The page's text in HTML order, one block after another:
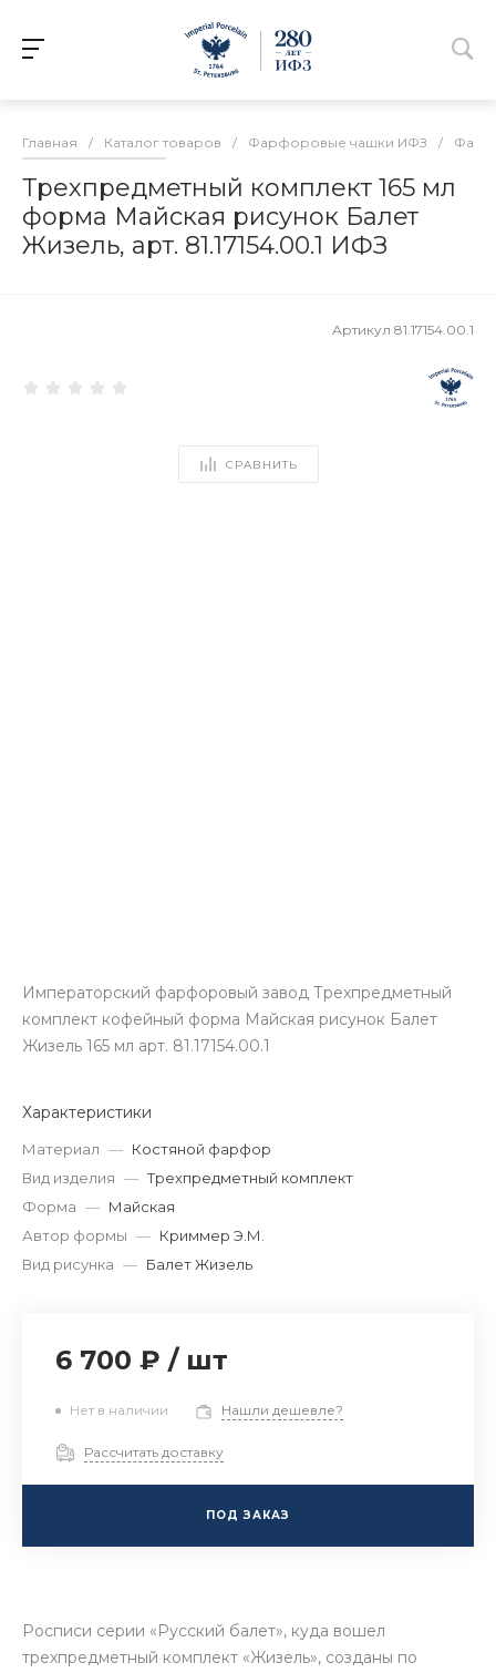
Главная / Каталог товаров / Фарфоровые чашки ИФЗ /
Трехпредметный комплект 165 мл
форма Майская рисунок Балет
Жизель, арт. 81.17154.00.1 ИФЗ
Артикул 81.17154.00.1
СРАВНИТЬ
Императорский фарфоровый завод Трехпредметный
комплект кофейный форма Майская рисунок Балет
Жизель 165 мл арт. 81.17154.00.1
Характеристики
Материал — Костяной фарфор
Вид изделия — Трехпредметный комплект
Форма — Майская
Автор формы — Криммер Э.М.
Вид рисунка — Балет Жизель
6 700 ₽ / шт
Нет в наличии Нашли дешевле?
Рассчитать доставку
ПОД ЗАКАЗ
Росписи серии «Русский балет», куда вошел
трехпредметный комплект «Жизель», созданы по